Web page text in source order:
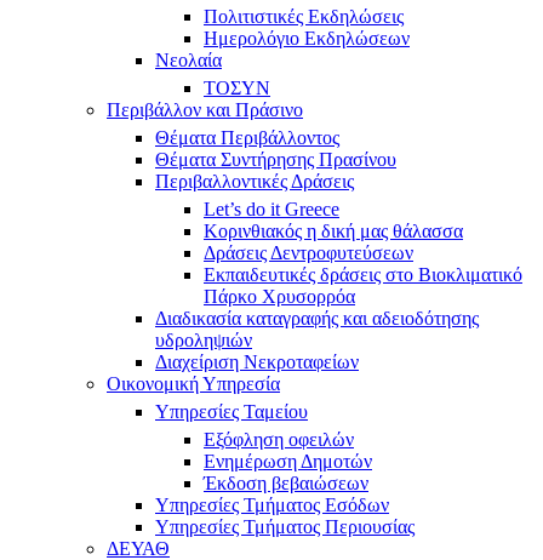
Πολιτιστικές Εκδηλώσεις
Ημερολόγιο Εκδηλώσεων
Νεολαία
ΤΟΣΥΝ
Περιβάλλον και Πράσινο
Θέματα Περιβάλλοντος
Θέματα Συντήρησης Πρασίνου
Περιβαλλοντικές Δράσεις
Let’s do it Greece
Kορινθιακός η δική μας θάλασσα
Δράσεις Δεντροφυτεύσεων
Εκπαιδευτικές δράσεις στο Βιοκλιματικό
Πάρκο Χρυσορρόα
Διαδικασία καταγραφής και αδειοδότησης
υδροληψιών
Διαχείριση Νεκροταφείων
Οικονομική Υπηρεσία
Υπηρεσίες Ταμείου
Εξόφληση οφειλών
Ενημέρωση Δημοτών
Έκδοση βεβαιώσεων
Υπηρεσίες Τμήματος Εσόδων
Υπηρεσίες Τμήματος Περιουσίας
ΔΕΥΑΘ